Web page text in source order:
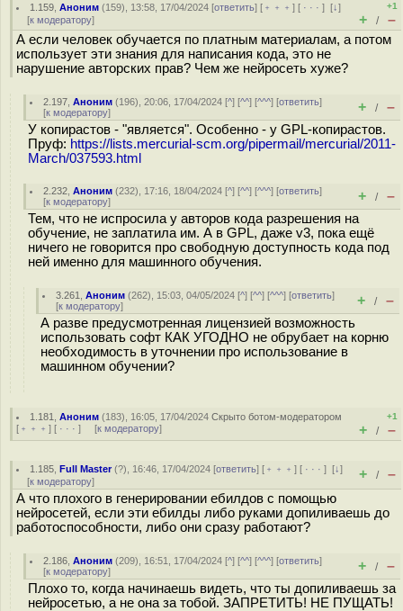
1.159 ,Аноним (159), 13:58, 17/04/2024 [ответить] [ ﹢﹢﹢] [ · · ·][↓]
[к модератору]
+1
+ / –
А если человек обучается по платным материалам, а потом
использует эти знания для написания кода, это не
нарушение авторских прав? Чем же нейросеть хуже?
2.197 ,Аноним (196), 20:06, 17/04/2024 [^] [^^] [^^^] [ответить]
[к модератору] + / –
У копирастов - "является". Особенно - у GPL-копирастов.
Пруф: https://lists.mercurial-scm.org/pipermail/mercurial/2011-
March/037593.html
2.232 ,Аноним (232), 17:16, 18/04/2024 [^] [^^] [^^^] [ответить]
[к модератору] + / –
Тем, что не испросила у авторов кода разрешения на
обучение, не заплатила им. А в GPL, даже v3, пока ещё
ничего не говорится про свободную доступность кода под
ней именно для машинного обучения.
3.261 ,Аноним (262), 15:03, 04/05/2024 [^] [^^] [^^^] [ответить]
[к модератору] + / –
А разве предусмотренная лицензией возможность
использовать софт КАК УГОДНО не обрубает на корню
необходимость в уточнении про использование в
машинном обучении?
1.181 ,Аноним (183), 16:05, 17/04/2024Скрыто ботом-модератором
[ ﹢﹢﹢ ] [ · · · ] [к модератору]
+1
+ / –
1.185 ,Full Master(?), 16:46, 17/04/2024 [ответить] [ ﹢﹢﹢] [ · · ·][↓]
[к модератору] + / –
А что плохого в генерировании ебилдов с помощью
нейросетей, если эти ебилды либо руками допиливаешь до
работоспособности, либо они сразу работают?
2.186 ,Аноним (209), 16:51, 17/04/2024 [^] [^^] [^^^] [ответить]
[к модератору] + / –
Плохо то, когда начинаешь видеть, что ты допиливаешь за
нейросетью, а не она за тобой. ЗАПРЕТИТЬ! НЕ ПУЩАТЬ!